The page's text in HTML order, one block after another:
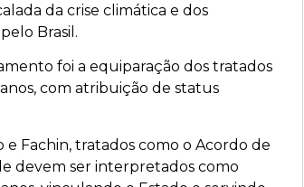
da crise climática e dos
Brasil.
foi a equiparação dos tratados
com atribuição de status
e Fachin, tratados como o Acordo de
devem ser interpretados como